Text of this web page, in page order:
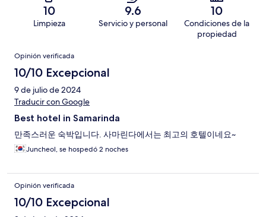
10
Limpieza
9.6
Servicio y personal
10
Condiciones de la
propiedad
Opiniones
Opinión verificada
10/10 Excepcional
9 de julio de 2024
Traducir con Google
Best hotel in Samarinda
만족스러운 숙박입니다. 사마린다에서는 최고의 호텔이네요~
Juncheol, se hospedó 2 noches
Opinión verificada
10/10 Excepcional